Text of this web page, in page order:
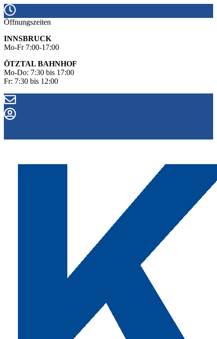
Öffnungszeiten
INNSBRUCK
Mo-Fr 7:00-17:00
ÖTZTAL BAHNHOF
Mo-Do: 7:30 bis 17:00
Fr: 7:30 bis 12:00